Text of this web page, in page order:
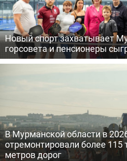
Новый спорт захватывает
горсовета и пенсионеры
В Мурманской области в
отремонтировали более
метров дорог